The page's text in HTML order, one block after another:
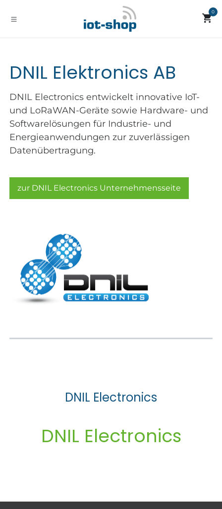
0
DNIL Elektronics AB
DNIL Electronics entwickelt innovative IoT-
und LoRaWAN-Geräte sowie Hardware- und
Softwarelösungen für Industrie- und
Energieanwendungen zur zuverlässigen
Datenübertragung.
zur DNIL Electronics Unternehmensseite
DNIL Electronics
DNIL Electronics